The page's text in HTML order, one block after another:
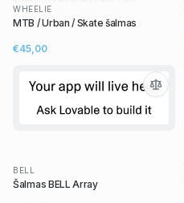
WHEELIE
MTB / Urban / Skate šalmas
€45,00
BELL
Šalmas BELL Array